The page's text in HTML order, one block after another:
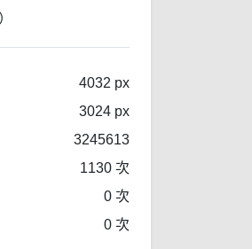
4032 px
3024 px
3245613
1130 次
0 次
0 次